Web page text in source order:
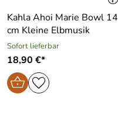
Kahla Ahoi Marie Bowl 14
cm Kleine Elbmusik
Sofort lieferbar
18,90 €*